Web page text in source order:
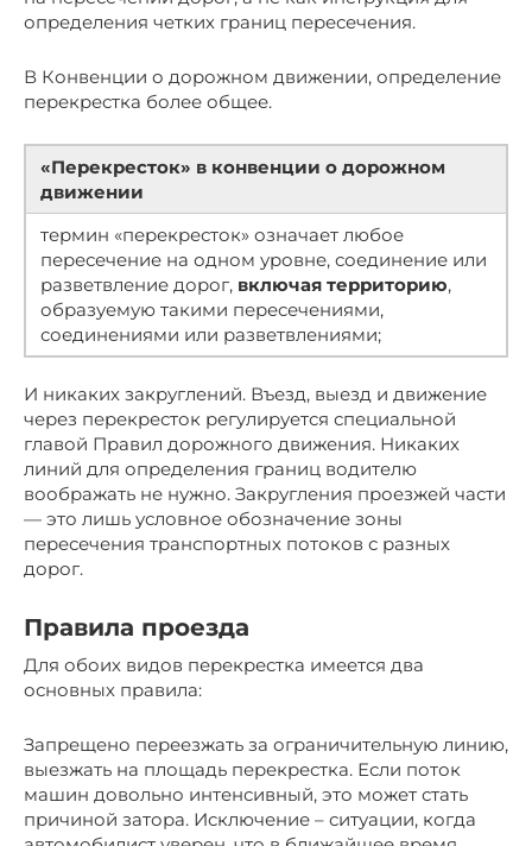
определения четких границ пересечения.
В Конвенции о дорожном движении, определение
перекрестка более общее.
«Перекресток» в конвенции о дорожном
движении
термин «перекресток» означает любое
пересечение на одном уровне, соединение или
разветвление дорог, включая территорию,
образуемую такими пересечениями,
соединениями или разветвлениями;
И никаких закруглений. Въезд, выезд и движение
через перекресток регулируется специальной
главой Правил дорожного движения. Никаких
линий для определения границ водителю
воображать не нужно. Закругления проезжей части
— это лишь условное обозначение зоны
пересечения транспортных потоков с разных
дорог.
Правила проезда
Для обоих видов перекрестка имеется два
основных правила:
Запрещено переезжать за ограничительную линию,
выезжать на площадь перекрестка. Если поток
машин довольно интенсивный, это может стать
причиной затора. Исключение – ситуации, когда